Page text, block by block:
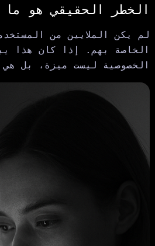
الخطر الحقيقي هو ما
لم يكن الملايين من
الخاصة بهم. إذا كان هذا
الخصوصية ليست ميزة، بل